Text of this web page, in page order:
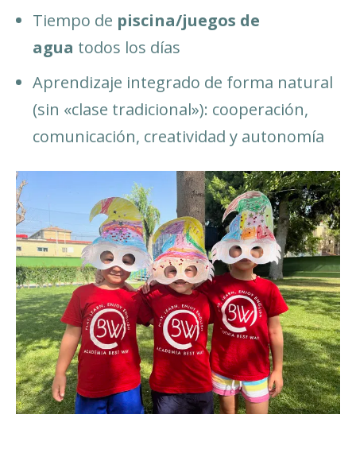
Tiempo de piscina/juegos de
agua todos los días
Aprendizaje integrado de forma natural
(sin «clase tradicional»): cooperación,
comunicación, creatividad y autonomía